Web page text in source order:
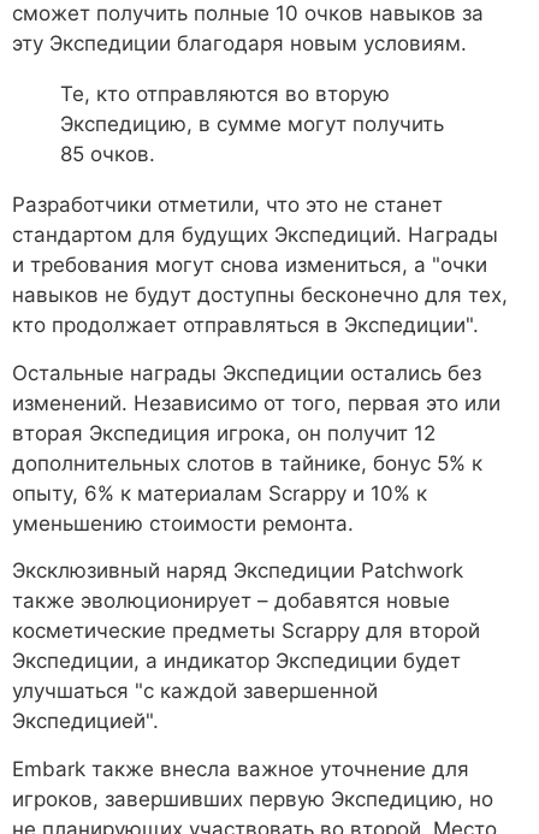
сможет получить полные 10 очков навыков за
эту Экспедиции благодаря новым условиям.
Те, кто отправляются во вторую
Экспедицию, в сумме могут получить
85 очков.
Разработчики отметили, что это не станет
стандартом для будущих Экспедиций. Награды
и требования могут снова измениться, а "очки
навыков не будут доступны бесконечно для тех,
кто продолжает отправляться в Экспедиции".
Остальные награды Экспедиции остались без
изменений. Независимо от того, первая это или
вторая Экспедиция игрока, он получит 12
дополнительных слотов в тайнике, бонус 5% к
опыту, 6% к материалам Scrappy и 10% к
уменьшению стоимости ремонта.
Эксклюзивный наряд Экспедиции Patchwork
также эволюционирует – добавятся новые
косметические предметы Scrappy для второй
Экспедиции, а индикатор Экспедиции будет
улучшаться "с каждой завершенной
Экспедицией".
Embark также внесла важное уточнение для
игроков, завершивших первую Экспедицию, но
не планирующих участвовать во второй. Место